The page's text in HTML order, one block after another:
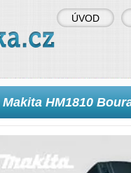
Makita HM1810
ÚVOD